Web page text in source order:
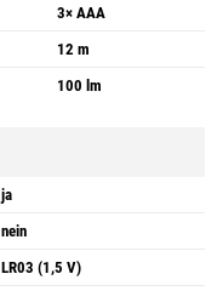
3× AAA
12 m
100 lm
ja
nein
LR03 (1,5 V)